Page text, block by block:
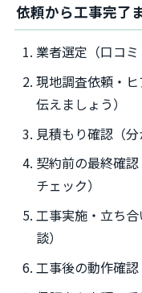
依頼から工事完了
業者選定（口コミ
現地調査依頼・
伝えましょう）
見積もり確認（
契約前の最終確
チェック）
工事実施・立ち
談）
工事後の動作確